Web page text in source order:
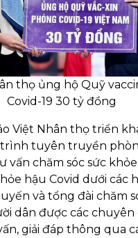
thọ ủng hộ Quỹ
Covid-19 30 tỷ đồng
Việt Nhân thọ triển
tuyên truyền
vấn chăm sóc sức
hậu Covid dưới các
và tổng đài chăm
dân được các chuyên
giải đáp thông qua